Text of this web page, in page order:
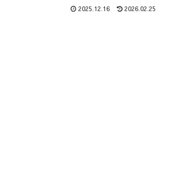
2025.12.16 2026.02.25